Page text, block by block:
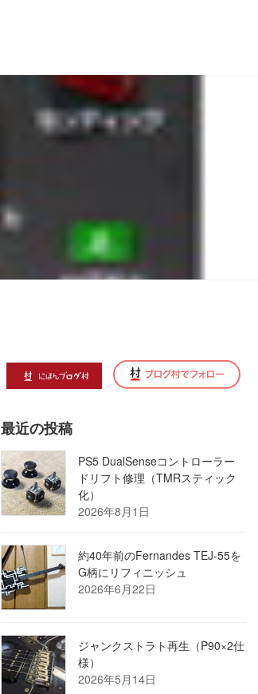
最近の投稿
PS5 DualSenseコントローラー
ドリフト修理（TMRスティック
化）
2026年8月1日
約40年前のFernandes TEJ-55を
G柄にリフィニッシュ
2026年6月22日
ジャンクストラト再生（P90×2仕
様）
2026年5月14日